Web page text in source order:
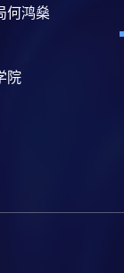
何鸿燊
院